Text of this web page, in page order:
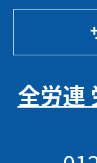
全労連